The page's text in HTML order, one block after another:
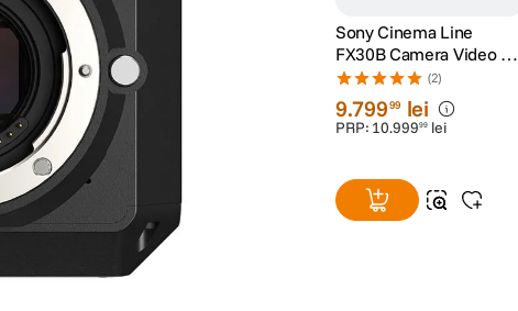
Sony Cinema Line
FX30B Camera Video 4 K
Super 35
Interchangeable-Lens
(2)
9.79999 lei
PRP: 10.99999 lei